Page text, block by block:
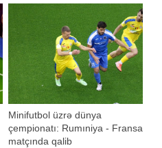
Minifutbol üzrə dünya
çempionatı: Rumıniya - Fransa
matçında qalib